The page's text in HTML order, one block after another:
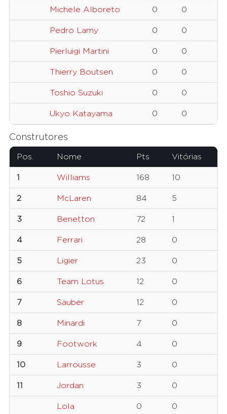
Michele Alboreto 0 0
Pedro Lamy 0 0
Pierluigi Martini 0 0
Thierry Boutsen 0 0
Toshio Suzuki 0 0
Ukyo Katayama 0 0
Construtores
Pos. Nome Pts Vitórias
1 Williams 168 10
2 McLaren 84 5
3 Benetton 72 1
4 Ferrari 28 0
5 Ligier 23 0
6 Team Lotus 12 0
7 Sauber 12 0
8 Minardi 7 0
9 Footwork 4 0
10 Larrousse 3 0
11 Jordan 3 0
Lola 0 0